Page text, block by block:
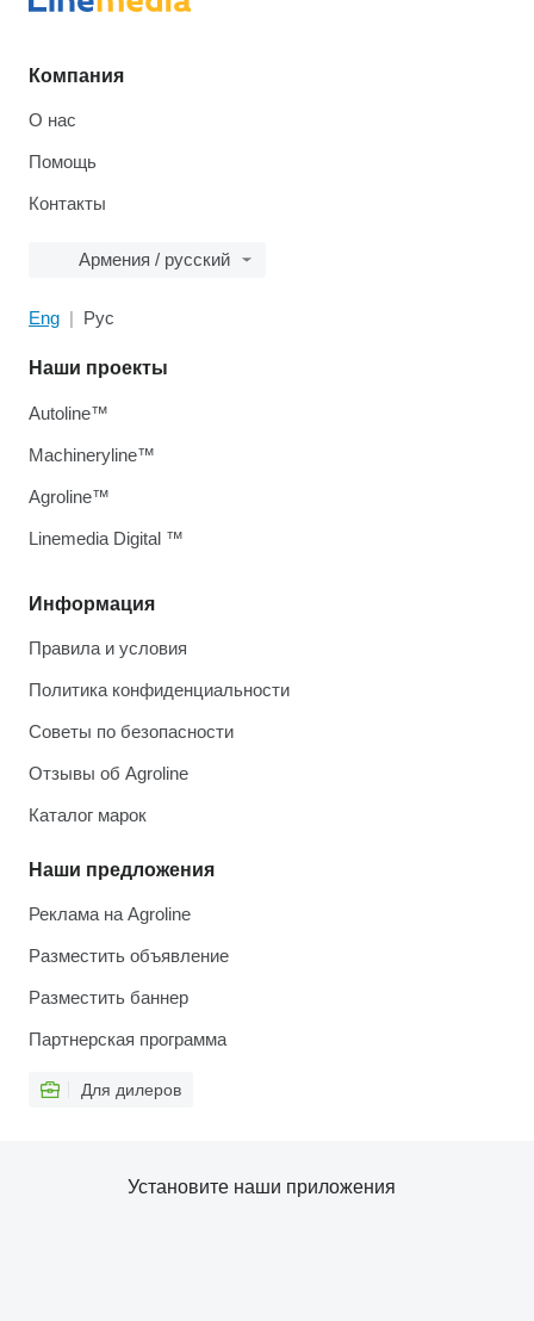
Компания
О нас
Помощь
Контакты
Армения / русский
Eng Рус
Информация
Правила и условия
Политика конфиденциальности
Советы по безопасности
Отзывы об Agroline
Каталог марок
Наши предложения
Реклама на Agroline
Разместить объявление
Разместить баннер
Партнерская программа
Для дилеров
Наши проекты
Autoline™
Machineryline™
Agroline™
Linemedia Digital ™
Установите наши приложения